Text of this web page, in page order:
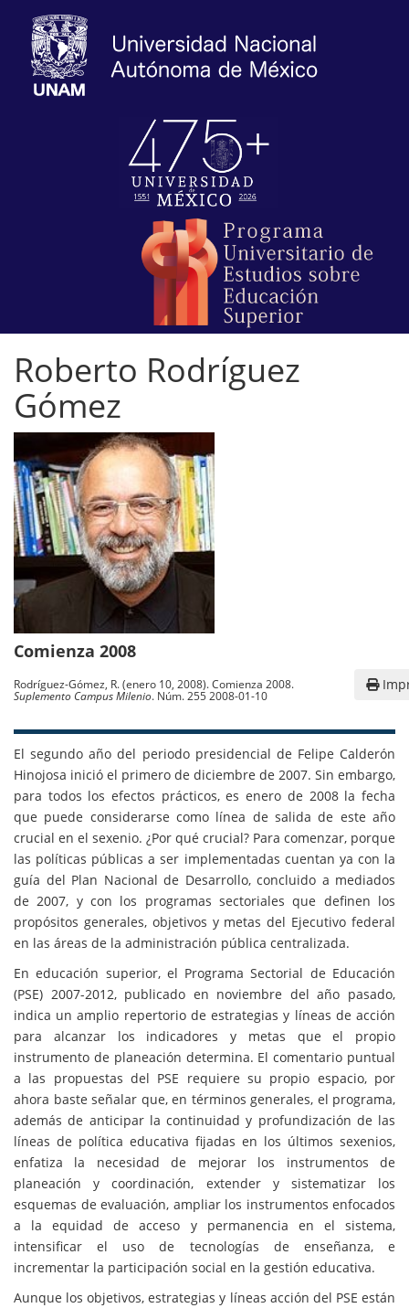
Roberto Rodríguez
Gómez
Comienza 2008
Rodríguez-Gómez, R. (enero 10, 2008). Comienza 2008.
Suplemento Campus Milenio. Núm. 255 2008-01-10
El segundo año del periodo presidencial de Felipe Calderón
Hinojosa inició el primero de diciembre de 2007. Sin embargo,
para todos los efectos prácticos, es enero de 2008 la fecha
que puede considerarse como línea de salida de este año
crucial en el sexenio. ¿Por qué crucial? Para comenzar, porque
las políticas públicas a ser implementadas cuentan ya con la
guía del Plan Nacional de Desarrollo, concluido a mediados
de 2007, y con los programas sectoriales que definen los
propósitos generales, objetivos y metas del Ejecutivo federal
en las áreas de la administración pública centralizada.
En educación superior, el Programa Sectorial de Educación
(PSE) 2007-2012, publicado en noviembre del año pasado,
indica un amplio repertorio de estrategias y líneas de acción
para alcanzar los indicadores y metas que el propio
instrumento de planeación determina. El comentario puntual
a las propuestas del PSE requiere su propio espacio, por
ahora baste señalar que, en términos generales, el programa,
además de anticipar la continuidad y profundización de las
líneas de política educativa fijadas en los últimos sexenios,
enfatiza la necesidad de mejorar los instrumentos de
planeación y coordinación, extender y sistematizar los
esquemas de evaluación, ampliar los instrumentos enfocados
a la equidad de acceso y permanencia en el sistema,
intensificar el uso de tecnologías de enseñanza, e
incrementar la participación social en la gestión educativa.
Aunque los objetivos, estrategias y líneas acción del PSE están